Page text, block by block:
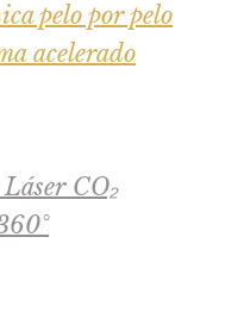
pelo por pelo
acelerado
CO₂